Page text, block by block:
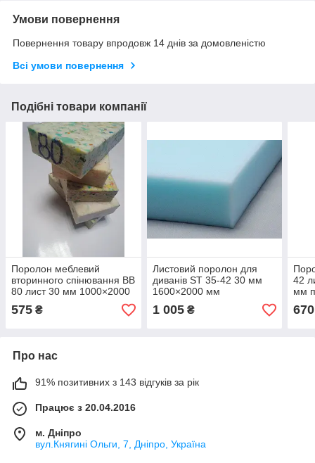
Умови повернення
Повернення товару впродовж 14 днів за домовленістю
Всі умови повернення
Подібні товари компанії
Поролон меблевий
вторинного спінювання ВВ
80 лист 30 мм 1000×2000
мм
575 ₴
Листовий поролон для
диванів ST 35-42 30 мм
1600×2000 мм
пінополіуретан
1 005₴
42
мм
670
Про нас
91% позитивних з 143 відгуків за рік
Працює з 20.04.2016
м. Дніпро
вул.Княгині Ольги, 7, Дніпро, Україна